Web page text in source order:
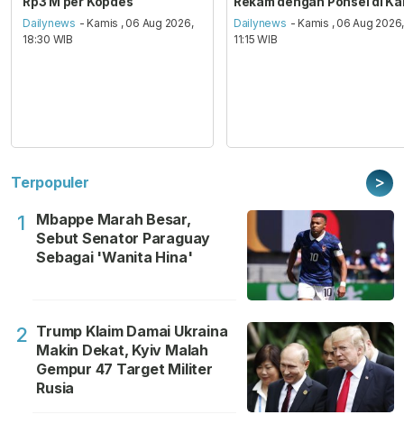
Dailynews - Kamis , 06 Aug 2026,
18:30 WIB
Dailynews - Kamis , 06 Aug 2026,
11:15 WIB
Terpopuler >
1
Mbappe Marah Besar,
Sebut Senator Paraguay
Sebagai 'Wanita Hina'
2 Trump Klaim Damai Ukraina
Makin Dekat, Kyiv Malah
Gempur 47 Target Militer
Rusia